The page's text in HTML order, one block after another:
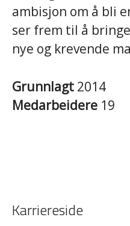
ambisjon om å bli
ser frem til å
nye og krevende
Grunnlagt 2014
Medarbeidere 19
Karriereside